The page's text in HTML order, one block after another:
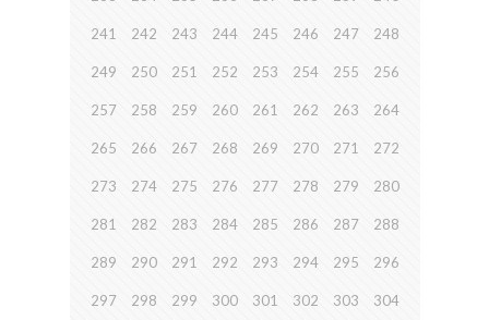
241 242 243 244 245 246 247 248
249 250 251 252 253 254 255 256
257 258 259 260 261 262 263 264
265 266 267 268 269 270 271 272
273 274 275 276 277 278 279 280
281 282 283 284 285 286 287 288
289 290 291 292 293 294 295 296
297 298 299 300 301 302 303 304